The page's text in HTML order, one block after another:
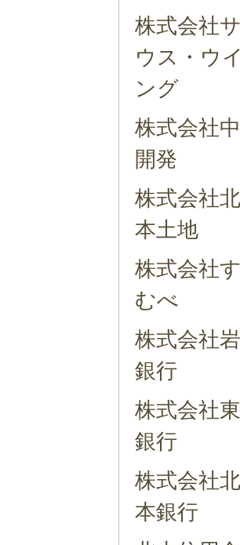
株式会社
ウス・ウ
ング
株式会社
開発
株式会社
本土地
株式会社
むべ
株式会社
銀行
株式会社
銀行
株式会社
本銀行